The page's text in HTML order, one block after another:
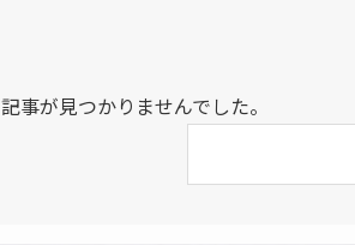
記事が見つかりませんでした。